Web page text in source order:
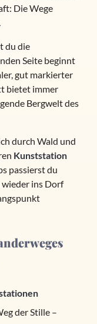
Die Wege
du die
Seite beginnt
gut markierter
bietet immer
Bergwelt des
durch Wald und
Kunststation
passierst du
wieder ins Dorf
der Stille –